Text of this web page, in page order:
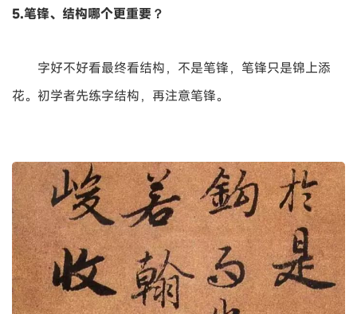
5.笔锋、结构哪个更重要？
字好不好看最终看结构，不是笔锋，笔锋只是锦上添
花。初学者先练字结构，再注意笔锋。